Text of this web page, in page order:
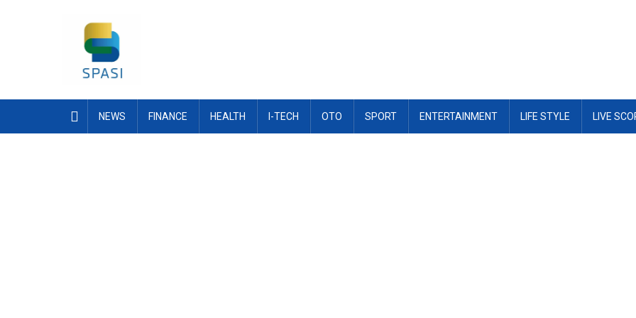
NEWS FINANCE HEALTH I-TECH OTO SPORT ENTERTAINMENT LIFE STYLE LIVE